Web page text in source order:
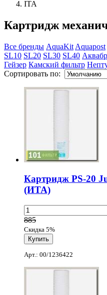
ITA
Картридж
Все бренды AquaKit Aquapost
SL10 SL20 SL30 SL40
Гейзер Камский фильтр
Сортировать по:
Картридж PS-20
(ИТА)
885
Скидка 5%
Арт.: 00/1236422